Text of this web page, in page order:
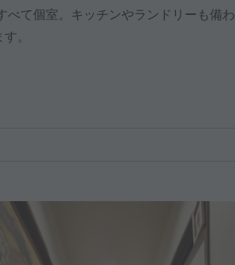
べて個室。キッチンやランドリーも備わ
。